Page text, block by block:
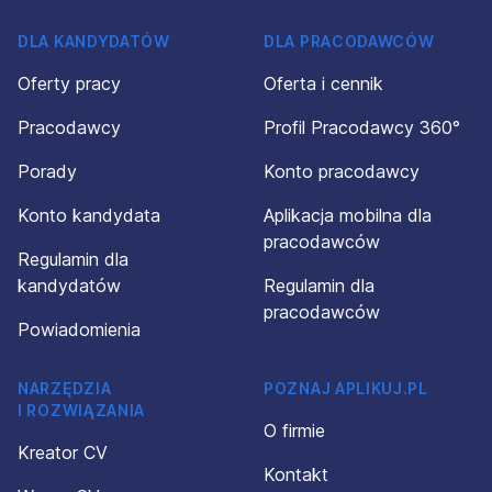
DLA KANDYDATÓW
Oferty pracy
Pracodawcy
Porady
Konto kandydata
Regulamin dla
kandydatów
Powiadomienia
DLA PRACODAWCÓW
Oferta i cennik
Profil Pracodawcy 360°
Konto pracodawcy
Aplikacja mobilna dla
pracodawców
Regulamin dla
pracodawców
NARZĘDZIA
I ROZWIĄZANIA
Kreator CV
POZNAJ APLIKUJ.PL
O firmie
Kontakt